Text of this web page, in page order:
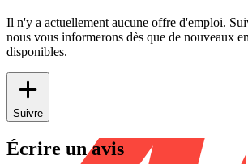
Il n'y a actuellement aucune offre d'emploi.
nous vous informerons dès que de nouveaux
disponibles.
Suivre
Écrire un avis